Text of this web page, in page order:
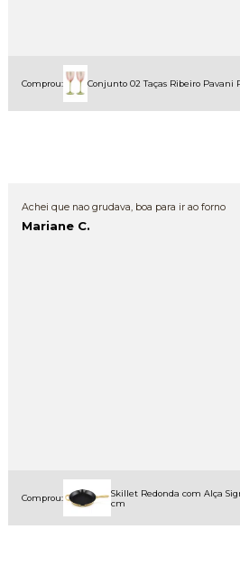
Comprou: Conjunto 02 Taças Ribeiro Pavani
Achei que nao grudava, boa para ir ao forno
Mariane C.
Comprou:
Skillet Redonda com Alça
cm